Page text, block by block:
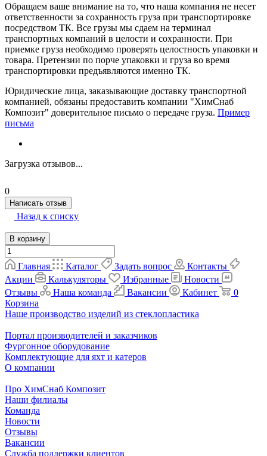
Обращаем ваше внимание на то, что наша компания не несет
ответственности за сохранность груза при транспортировке
посредством ТК. Все грузы мы сдаем на терминал
транспортных компаний в целости и сохранности. При
приемке груза необходимо проверять целостность упаковки и
товара. Претензии по порче упаковки и груза во время
транспортировки предъявляются именно ТК.
Юридические лица, заказывающие доставку транспортной
компанией, обязаны предоставить компании "ХимСнаб
Композит" доверительное письмо о передаче груза. Пример
письма
Загрузка отзывов...
0
Написать отзыв
Назад к списку
В корзину
Главная Каталог Задать вопрос
Контакты
Акции
Калькуляторы Избранные
Новости
Отзывы
Наша команда Вакансии Кабинет
0
Корзина
Наше производство изделий из стеклопластика
Портал производителей и заказчиков
Фургонное оборудование
Комплектующие для яхт и катеров
О компании
Про ХимСнаб Композит
Наши филиалы
Команда
Новости
Отзывы
Вакансии
Служба поддержки клиентов